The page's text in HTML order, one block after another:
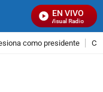
EN VIVO
Señal Visual Radio
como presidente